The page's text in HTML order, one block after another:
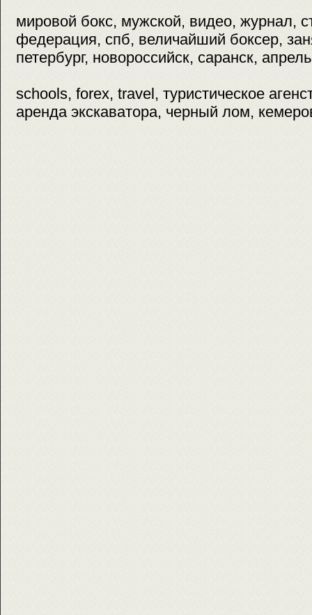
мировой бокс, мужской, видео, журнал,
федерация, спб, величайший боксер,
петербург, новороссийск, саранск,
schools, forex, travel, туристическое
аренда экскаватора, черный лом,